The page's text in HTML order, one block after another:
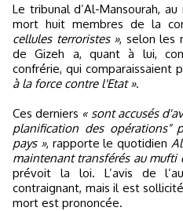
Le tribunal d’Al-Mansourah,
mort huit membres de la
cellules terroristes », selon les
de Gizeh a, quant à lui,
confrérie, qui comparaissaient
à la force contre l'Etat ».
Ces derniers « sont accusés
planification des opérations"
pays », rapporte le quotidien
maintenant transférés au mufti
prévoit la loi. L’avis de
contraignant, mais il est
mort est prononcée.